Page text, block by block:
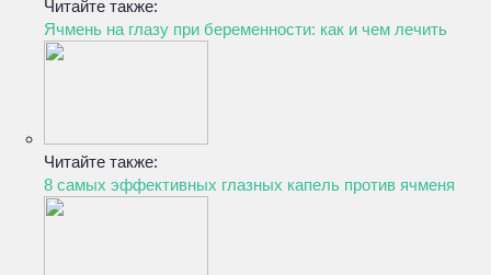
Читайте также:
Ячмень на глазу при беременности: как и чем лечить
Читайте также:
8 самых эффективных глазных капель против ячменя